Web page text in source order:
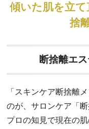
傾いた肌を立
捨
断捨離エ
「スキンケア断捨離
のが、サロンケア「断
プロの知見で現在の